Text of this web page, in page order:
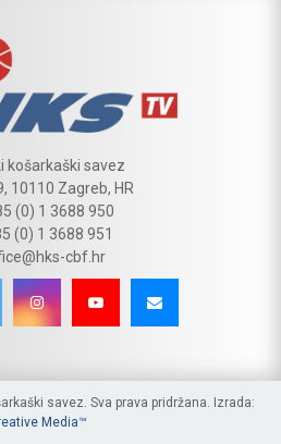
košarkaški savez
10110 Zagreb, HR
(0) 1 3688 950
(0) 1 3688 951
cbf.hr
savez. Sva prava pridržana. Izrada:
Media™